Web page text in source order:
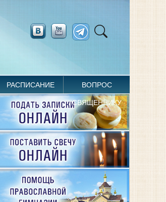
РАСПИСАНИЕ ВОПРОС
СВЯЩЕННИКУ